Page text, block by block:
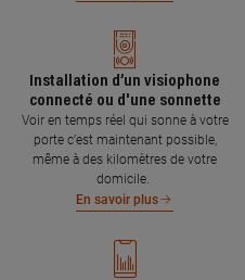
Installation d’un visiophone
connecté ou d'une sonnette
Voir en temps réel qui sonne à votre
porte c’est maintenant possible,
même à des kilomètres de votre
domicile.
En savoir plus